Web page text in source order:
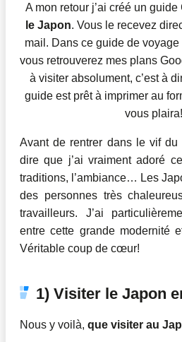
A mon retour j’ai créé un
le Japon. Vous le recevez
mail. Dans ce guide de voyage
vous retrouverez mes plans
à visiter absolument, c’est à
guide est prêt à imprimer au
vous
Avant de rentrer dans le vif
dire que j’ai vraiment adoré
traditions, l’ambiance… Les
des personnes très
travailleurs. J’ai
entre cette grande modernité
Véritable coup de cœur!
1) Visiter le Japon
Nous y voilà, que visiter au